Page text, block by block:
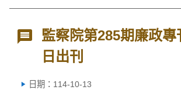
監察院第285期廉政專
日出刊
日期：114-10-13